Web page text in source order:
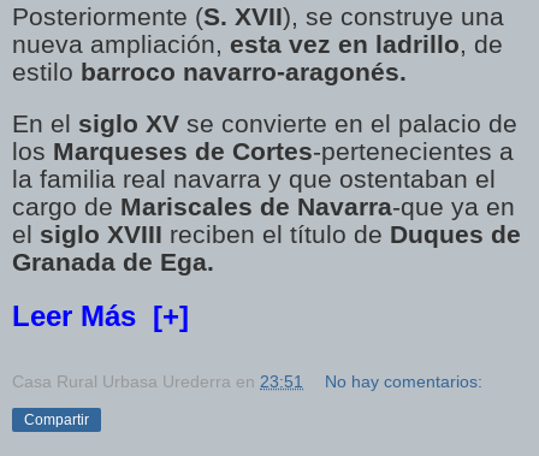
Posteriormente (S. XVII), se construye una
nueva ampliación, esta vez en ladrillo, de
estilo barroco navarro-aragonés.
En el siglo XV se convierte en el palacio de
los Marqueses de Cortes-pertenecientes a
la familia real navarra y que ostentaban el
cargo de Mariscales de Navarra-que ya en
el siglo XVIII reciben el título de Duques de
Granada de Ega.
Leer Más [+]
Casa Rural Urbasa Urederra en 23:51 No hay comentarios:
Compartir